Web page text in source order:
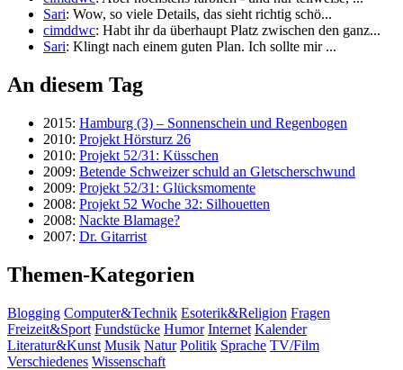
Sari: Wow, so viele Details, das sieht richtig schö...
cimddwc: Habt ihr da überhaupt Platz zwischen den ganz...
Sari: Klingt nach einem guten Plan. Ich sollte mir ...
An diesem Tag
2015: Hamburg (3) – Sonnenschein und Regenbogen
2010: Projekt Hörsturz 26
2010: Projekt 52/31: Küsschen
2009: Betende Schweizer schuld an Gletscherschwund
2009: Projekt 52/31: Glücksmomente
2008: Projekt 52 Woche 32: Silhouetten
2008: Nackte Blamage?
2007: Dr. Gitarrist
Themen-Kategorien
Blogging Computer&Technik Esoterik&Religion Fragen
Freizeit&Sport Fundstücke Humor Internet Kalender
Literatur&Kunst Musik Natur Politik Sprache TV/Film
Verschiedenes Wissenschaft